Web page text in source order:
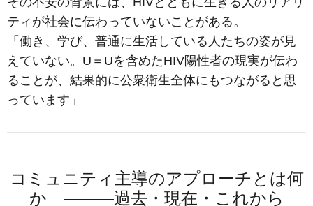
ティが社会に伝わっていないことがある。
「働き、学び、普通に生活している人たちの姿が見
えていない。U＝Uを含めたHIV陽性者の現実が伝わ
ることが、結果的に公衆衛生全体にもつながると思
っています」
コミュニティ主導のアプローチとは何
か ―――過去・現在・これから